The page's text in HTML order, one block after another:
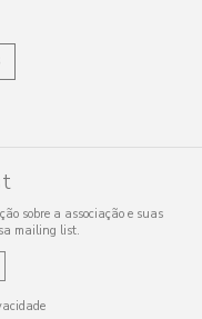
sobre a associação e suas
mailing list.